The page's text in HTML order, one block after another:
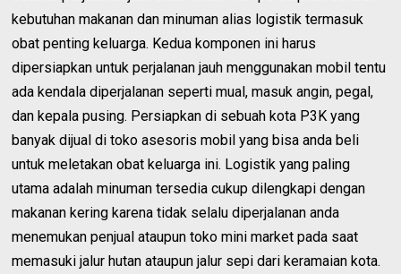
kebutuhan makanan dan minuman alias logistik termasuk
obat penting keluarga. Kedua komponen ini harus
dipersiapkan untuk perjalanan jauh menggunakan mobil tentu
ada kendala diperjalanan seperti mual, masuk angin, pegal,
dan kepala pusing. Persiapkan di sebuah kota P3K yang
banyak dijual di toko asesoris mobil yang bisa anda beli
untuk meletakan obat keluarga ini. Logistik yang paling
utama adalah minuman tersedia cukup dilengkapi dengan
makanan kering karena tidak selalu diperjalanan anda
menemukan penjual ataupun toko mini market pada saat
memasuki jalur hutan ataupun jalur sepi dari keramaian kota.